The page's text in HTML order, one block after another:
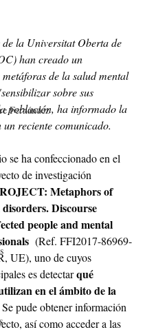
Fernández
de la Universitat Oberta de
han creado un
de la salud mental
sobre sus
población, ha informado la
reciente comunicado.
se ha confeccionado en el
de investigación
Metaphors of
disorders. Discourse
people and mental
(Ref. FFI2017-86969-
UE), uno de cuyos
es detectar qué
en el ámbito de la
Se pude obtener información
así como acceder a las